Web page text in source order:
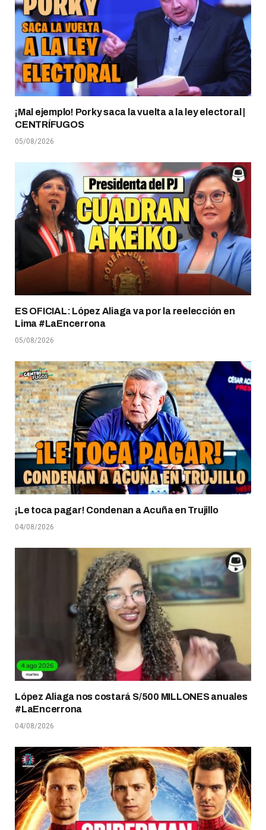
¡Mal ejemplo! Porky saca la vuelta a la ley electoral |
CENTRÍFUGOS
05/08/2026
ES OFICIAL: López Aliaga va por la reelección en
Lima #LaEncerrona
05/08/2026
¡Le toca pagar! Condenan a Acuña en Trujillo
04/08/2026
López Aliaga nos costará S/500 MILLONES anuales
#LaEncerrona
04/08/2026